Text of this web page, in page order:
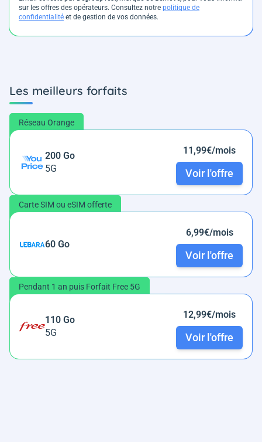
sur les offres des opérateurs. Consultez notre politique de
confidentialité et de gestion de vos données.
Les meilleurs forfaits
Réseau Orange
200 Go
5G
11,99€/mois
Voir l'offre
Carte SIM ou eSIM offerte
60 Go
6,99€/mois
Voir l'offre
Pendant 1 an puis Forfait Free 5G
110 Go
5G
12,99€/mois
Voir l'offre